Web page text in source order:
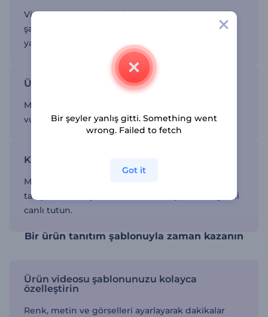
Vizyonunuza ve marka kimliğinize uygun
şablonlarımızı özelleştirerek işe hızlı bir başlangıç
yapın. Edit deneyimi gerektirmez.
Ürünün özelliklerini vurgulayın
Markanızın faydalarını yüksek kaliteli görsellerle
vurgulayın ve estetik bir imaj sağlayın.
Katılımı artırın
Markanızın tüm ayrıntılarını keşfetmesine olanak
tanıyan dikkat çekici videolarla izleyicilerin ilgisini
canlı tutun.
Bir ürün tanıtım şablonuyla zaman kazanın
Ürün videosu şablonunuzu kolayca
özelleştirin
Renk, metin ve görselleri ayarlayarak dakikalar
Bir şeyler yanlış gitti. Something went
wrong. Failed to fetch
Got it